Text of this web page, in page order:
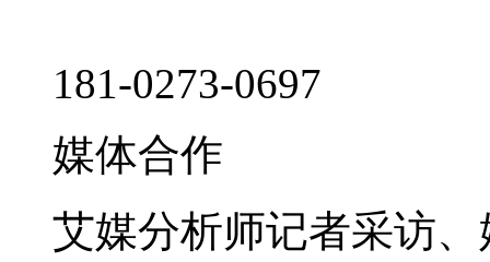
181-0273-0697
媒体合作
艾媒分析师记者采访